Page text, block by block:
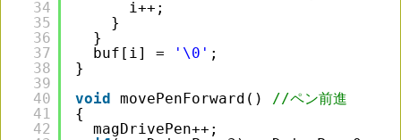
34
35
36
37
38
39
40
41
42
i++;
}
}
buf[i] =
'\0' ;
}
void movePenForward()
//ペン前進
{
magDrivePen++;